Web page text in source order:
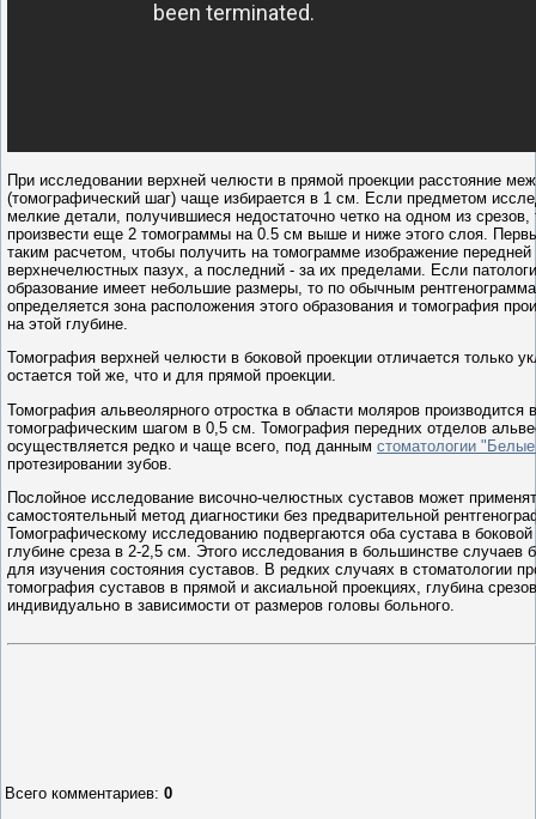
При исследовании верхней челюсти в прямой проекции расстояние
(томографический шаг) чаще избирается в 1 см. Если предметом
мелкие детали, получившиеся недостаточно четко на одном из срезов,
произвести еще 2 томограммы на 0.5 см выше и ниже этого слоя.
таким расчетом, чтобы получить на томограмме изображение передней
верхнечелюстных пазух, а последний - за их пределами. Если
образование имеет небольшие размеры, то по обычным
определяется зона расположения этого образования и томография
на этой глубине.
Томография верхней челюсти в боковой проекции отличается только
остается той же, что и для прямой проекции.
Томография альвеолярного отростка в области моляров производится
томографическим шагом в 0,5 см. Томография передних отделов
осуществляется редко и чаще всего, под данным стоматологии
протезировании зубов.
Послойное исследование височно-челюстных суставов может
самостоятельный метод диагностики без предварительной
Томографическому исследованию подвергаются оба сустава в боковой
глубине среза в 2-2,5 см. Этого исследования в большинстве случаев
для изучения состояния суставов. В редких случаях в стоматологии
томография суставов в прямой и аксиальной проекциях, глубина
индивидуально в зависимости от размеров головы больного.
Всего комментариев: 0